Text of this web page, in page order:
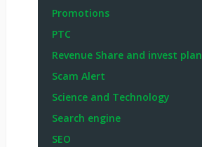
Promotions
PTC
Revenue Share and invest plan
Scam Alert
Science and Technology
Search engine
SEO